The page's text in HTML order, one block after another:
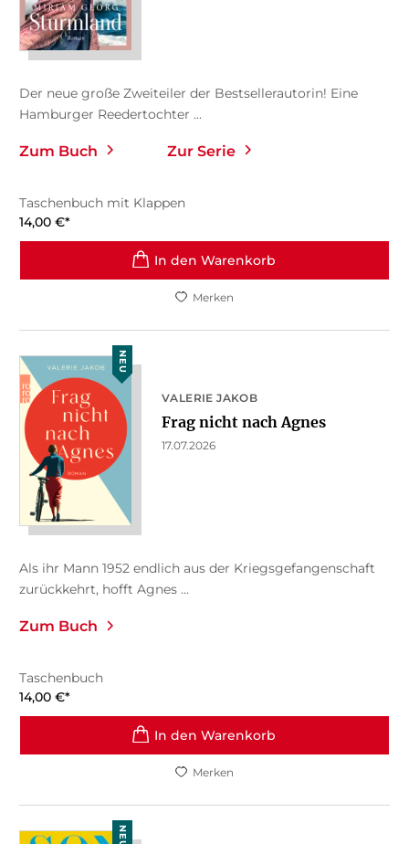
Der neue große Zweiteiler der Bestsellerautorin! Eine
Hamburger Reedertochter ...
Zum Buch Zur Serie
Taschenbuch mit Klappen
14,00 €*
In den Warenkorb
Merken
NEU
VALERIE JAKOB
Frag nicht nach Agnes
17.07.2026
Als ihr Mann 1952 endlich aus der Kriegsgefangenschaft
zurückkehrt, hofft Agnes ...
Zum Buch
Taschenbuch
14,00 €*
In den Warenkorb
Merken
NEU